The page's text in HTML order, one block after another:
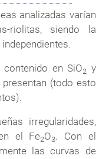
analizadas varían
riolitas, siendo la
en SiO2 y
(todo esto
irregularidades,
el Fe2O3. Con el
las curvas de